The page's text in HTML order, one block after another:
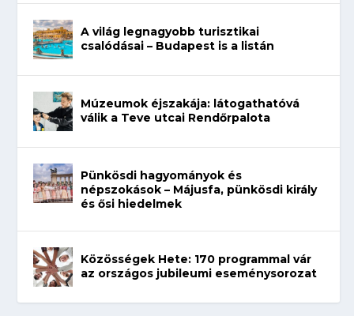
A világ legnagyobb turisztikai
csalódásai – Budapest is a listán
Múzeumok éjszakája: látogathatóvá
válik a Teve utcai Rendőrpalota
Pünkösdi hagyományok és
népszokások – Májusfa, pünkösdi király
és ősi hiedelmek
Közösségek Hete: 170 programmal vár
az országos jubileumi eseménysorozat